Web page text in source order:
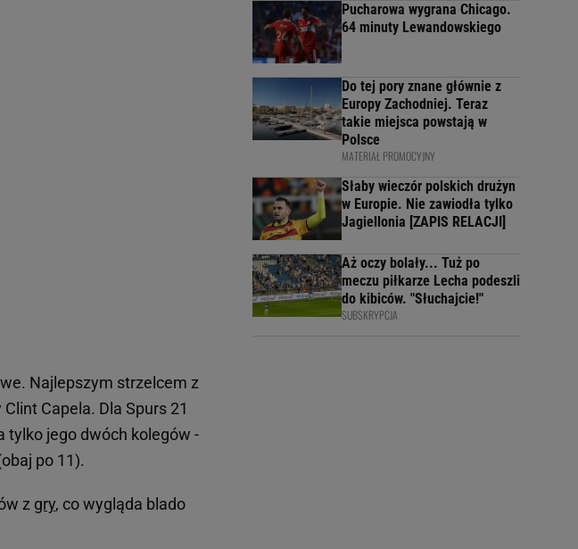
Najlepszym strzelcem z
Capela. Dla Spurs 21
tylko jego dwóch kolegów -
po 11).
z gry, co wygląda blado
Pucharowa wygrana Chicago.
64 minuty Lewandowskiego
Do tej pory znane głównie z
Europy Zachodniej. Teraz
takie miejsca powstają w
Polsce
MATERIAŁ PROMOCYJNY
Słaby wieczór polskich drużyn
w Europie. Nie zawiodła tylko
Jagiellonia [ZAPIS RELACJI]
Aż oczy bolały... Tuż po
meczu piłkarze Lecha podeszli
do kibiców. "Słuchajcie!"
SUBSKRYPCJA